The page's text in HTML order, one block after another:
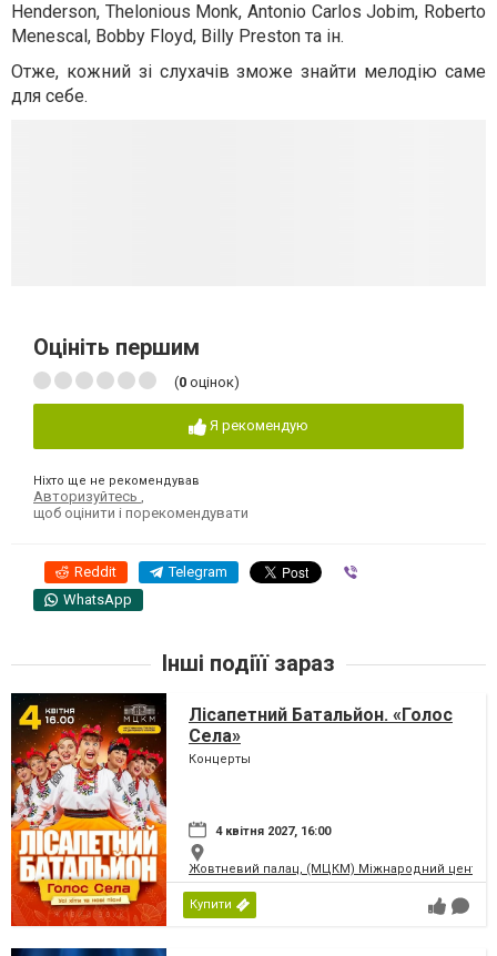
Henderson, Thelonious Monk, Antonio Carlos Jobim, Roberto
Menescal, Bobby Floyd, Billy Preston та ін.
Отже, кожний зі слухачів зможе знайти мелодію саме
для себе.
Оцініть першим
(0 оцінок)
Я рекомендую
Ніхто ще не рекомендував
Авторизуйтесь
щоб оцінити і порекомендувати
Reddit Telegram
WhatsApp
Інші подіїї зараз
Лісапетний Батальйон. «Голос
Села»
Концерты
4 квітня 2027, 16:00
Жовтневий палац, (МЦКМ) Міжнародний центр
Купити